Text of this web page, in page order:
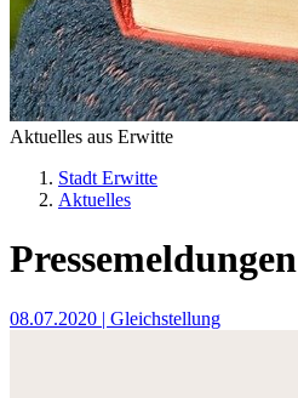
Aktuelles aus Erwitte
Stadt Erwitte
Aktuelles
Pressemeldungen
08.07.2020 | Gleichstellung